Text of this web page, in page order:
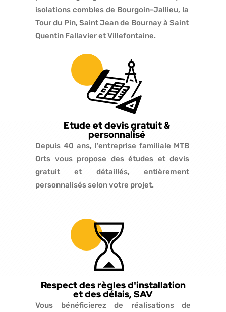
isolations combles de Bourgoin-Jallieu, la
Tour du Pin, Saint Jean de Bournay à Saint
Quentin Fallavier et Villefontaine.
Etude et devis gratuit &
personnalisé
Depuis 40 ans, l’entreprise familiale MTB
Orts vous propose des études et devis
gratuit et détaillés, entièrement
personnalisés selon votre projet.
Respect des règles d'installation
et des délais, SAV
Vous bénéficierez de réalisations de